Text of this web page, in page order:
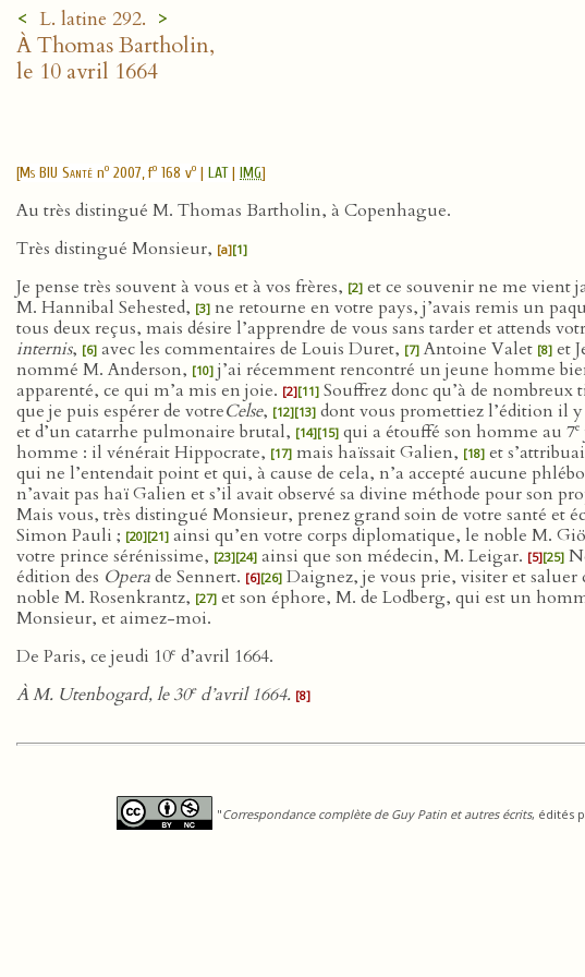
< L. latine 292. >
À Thomas Bartholin,
le 10 avril 1664
[Ms BIU Santé no 2007, fo 168 vo | LAT| IMG]
Au très distingué M. Thomas Bartholin, à Copenhague.
Très distingué Monsieur, [a][1]
Je pense très souvent à vous et à vos frères, [2] et ce souvenir ne me vient
M. Hannibal Sehested, [3] ne retourne en votre pays, j’avais remis un
tous deux reçus, mais désire l’apprendre de vous sans tarder et attends
internis, [6] avec les commentaires de Louis Duret, [7] Antoine Valet [8] et
nommé M. Anderson, [10] j’ai récemment rencontré un jeune homme
apparenté, ce qui m’a mis en joie. [2][11] Souffrez donc qu’à de
que je puis espérer de votreCelse, [12][13] dont vous promettiez l’édition il
et d’un catarrhe pulmonaire brutal, [14][15] qui a étouffé son homme au 7e
homme : il vénérait Hippocrate, [17] mais haïssait Galien, [18] et
qui ne l’entendait point et qui, à cause de cela, n’a accepté aucune
n’avait pas haï Galien et s’il avait observé sa divine méthode pour son
Mais vous, très distingué Monsieur, prenez grand soin de votre santé et
Simon Pauli ; [20][21] ainsi qu’en votre corps diplomatique, le noble M.
votre prince sérénissime, [23][24] ainsi que son médecin, M. Leigar. [5][25]
édition des Operade Sennert. [6][26] Daignez, je vous prie, visiter et saluer
noble M. Rosenkrantz, [27] et son éphore, M. de Lodberg, qui est un
Monsieur, et aimez-moi.
De Paris, ce jeudi 10e d’avril 1664.
À M. Utenbogard, le 30ed’avril 1664. [8]
"Correspondance complète de Guy Patin et autres écrits, édités